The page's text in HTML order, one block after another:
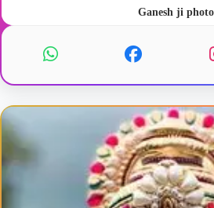
Ganesh ji photo